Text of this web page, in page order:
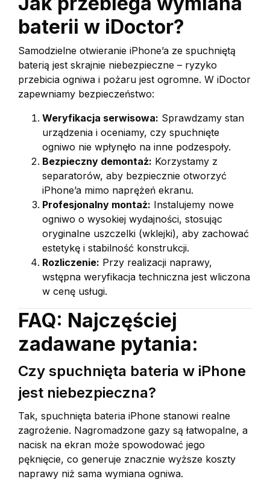
baterii w iDoctor?
Samodzielne otwieranie iPhone’a ze spuchniętą
baterią jest skrajnie niebezpieczne – ryzyko
przebicia ogniwa i pożaru jest ogromne. W iDoctor
zapewniamy bezpieczeństwo:
Weryfikacja serwisowa: Sprawdzamy stan
urządzenia i oceniamy, czy spuchnięte
ogniwo nie wpłynęło na inne podzespoły.
Bezpieczny demontaż: Korzystamy z
separatorów, aby bezpiecznie otworzyć
iPhone’a mimo naprężeń ekranu.
Profesjonalny montaż: Instalujemy nowe
ogniwo o wysokiej wydajności, stosując
oryginalne uszczelki (wklejki), aby zachować
estetykę i stabilność konstrukcji.
Rozliczenie: Przy realizacji naprawy,
wstępna weryfikacja techniczna jest wliczona
w cenę usługi.
FAQ: Najczęściej
zadawane pytania:
Czy spuchnięta bateria w iPhone
jest niebezpieczna?
Tak, spuchnięta bateria iPhone stanowi realne
zagrożenie. Nagromadzone gazy są łatwopalne, a
nacisk na ekran może spowodować jego
pęknięcie, co generuje znacznie wyższe koszty
naprawy niż sama wymiana ogniwa.